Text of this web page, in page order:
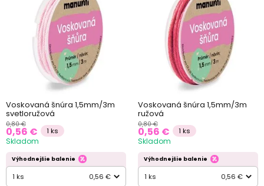
Voskovaná šnúra 1,5mm/3m
svetloružová
0,80 €
0,56 € 1 ks
Skladom
Výhodnejšie balenie
1 ks 0,56 €
Voskovaná šnúra 1,5mm/3m
ružová
0,80 €
0,56 € 1 ks
Skladom
Výhodnejšie balenie
1 ks 0,56 €